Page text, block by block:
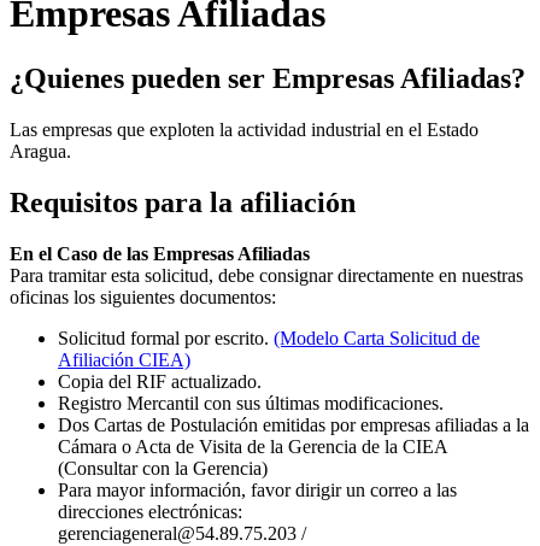
Empresas Afiliadas
¿Quienes pueden ser Empresas Afiliadas?
Las empresas que exploten la actividad industrial en el Estado
Aragua.
Requisitos para la afiliación
En el Caso de las Empresas Afiliadas
Para tramitar esta solicitud, debe consignar directamente en nuestras
oficinas los siguientes documentos:
Solicitud formal por escrito. (Modelo Carta Solicitud de
Afiliación CIEA)
Copia del RIF actualizado.
Registro Mercantil con sus últimas modificaciones.
Dos Cartas de Postulación emitidas por empresas afiliadas a la
Cámara o Acta de Visita de la Gerencia de la CIEA
(Consultar con la Gerencia)
Para mayor información, favor dirigir un correo a las
direcciones electrónicas:
gerenciageneral@54.89.75.203 /